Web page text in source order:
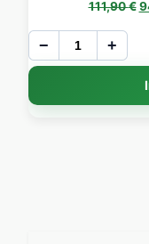
111,90€
− +